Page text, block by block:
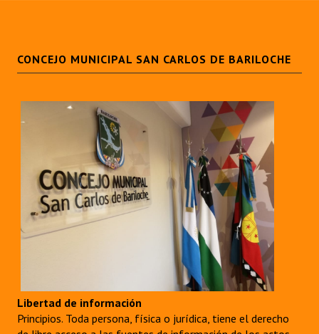
CONCEJO MUNICIPAL SAN CARLOS DE BARILOCHE
Libertad de información
Principios. Toda persona, física o jurídica, tiene el derecho